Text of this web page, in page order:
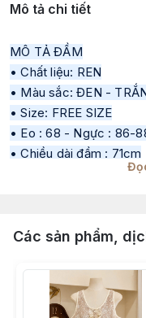
Mô tả chi tiết
MÔ TẢ ĐẦM
• Chất liệu: REN
• Màu sắc: ĐEN -
• Size: FREE SIZE
• Eo : 68 - Ngực : 86-
• Chiều dài đầm : 71cm
• Tư vấn mang tính
phẩm, khách hàng có
chọn size phù hợp
• Màu sắc, độ dày
lệch, theo đúng thông
Các sản phẩm,